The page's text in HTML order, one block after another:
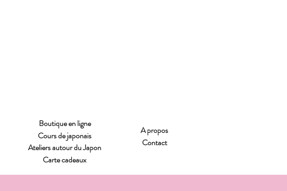
Boutique en ligne
Cours de japonais
Ateliers autour du Japon
Carte cadeaux
A propos
Contact